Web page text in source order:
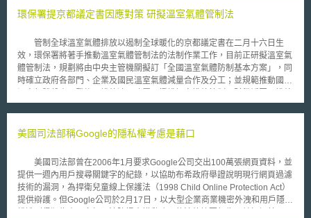
能，九項專業能力，進而規劃相關培訓課程。 此準則使企業組織能就
涯，確定自我能力與培訓課程之落差，進而調整有效實施組織之個人資料保
護管理政策與流程。其分為資料保護專員、資料保護長、區域資料保護長，
依據工作職能與職責區分如下： 一、 資料保護專員 需監視與評估組織之個
人資料保護管理政策與程序，並確保其遵循新加坡個人資料保護法。 識別
個人資料之風險，並提出風險管控之措施。 提供組織個人資料保護政策之
關係人之需求與利益。 二、 資料保護長 制定並審查個人資料管理計劃。 根
務風險。 制定培訓計劃，舉辦個人資料保護政策與流程之教育訓練。 確保
估，並建立合規性流程。 透過客戶對隱私與個人資料保護之要求，做為日
後促進資料創新之實施。 三、 區域資料保護長 監督資料傳輸活動，並提供
個人資料保護法之領導指南。 建立區域創新之資料保護策略。 減少區域內
之個資事故。 於資料創新之運用提供戰略性，為組織創造業務價值。 評估
新興趨勢與科技，如隱私增強技術、雲端運算、區塊鏈、網絡安全之風險與
環保署提京都議定書因應對策 研擬溫室氣體管制法
管制全球溫室氣體排放以遏制全球暖化的京都議定書在二月十六日生
效，環保署將著手推動溫室氣體管制法的法制作業工作，目前正研擬溫室氣
體管制法，規劃將由中央主管機關擬訂「全國溫室氣體防制基本方案」，同
時確立政府各部門、企業及國民溫室氣體減量合作及分工；並規範推動國家
交易制度；推動溫室氣體減量技術研發等；同時推動教育宣導、推廣及鼓勵
雖然現有京都議定書條文中沒有貿易制裁或違約罰款的條款，但在合作共生
rider），應在公約精神下，積極推動節約能源、再生能源開發、提昇能源效
率等工作。 環保署已於2004年度起首度整合產業、運輸及住商部門領
域，辦理溫室氣體盤查管理工作，建立盤查規範登錄平台，積極推動國際標
準組織ISO14064驗證系統，並遴選電力、石化、鋼鐵、造紙、水泥、光電
半導體等業別12家示範廠商，推動6種溫室氣體全面盤查及減量工作，其中
美國司法部稱Google的隱私權考慮是藉口
美國司法部曾在2006年1月要求Google公司交出100萬張網頁資料，並
提供一週內用戶搜尋關鍵字的紀錄，以協助布希政府舉證說明現行網頁過濾
技術的漏洞，為捍衛兒童線上保護法（1998 Child Online Protection Act）
提供辯護。但Google公司於2月17日，以大型企業商業機密外洩和用戶隱私